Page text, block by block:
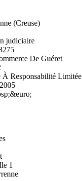
(Creuse)
judiciaire
De Guéret
À Responsabilité Limitée
1